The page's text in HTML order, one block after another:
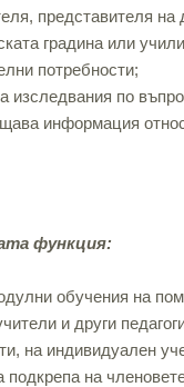
представителя на
градина или
потребности;
изследвания по
информация
функция:
обучения на
и други
на индивидуален
на